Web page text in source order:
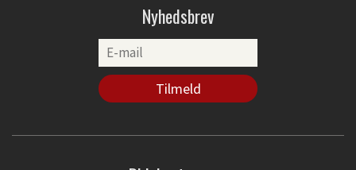
Nyhedsbrev